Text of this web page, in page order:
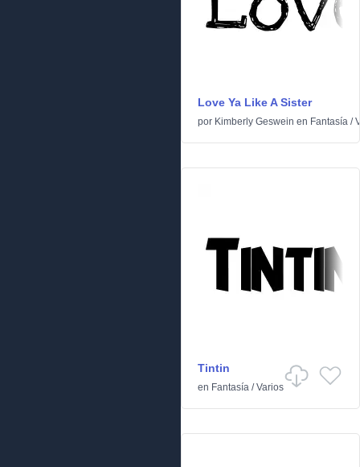
Love Ya Like A Sister
por Kimberly Geswein en Fantasía /
Tintin
en Fantasía /Varios